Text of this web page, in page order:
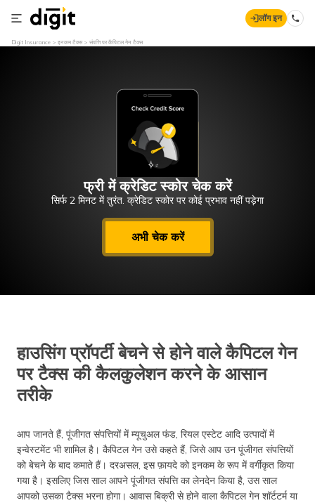
लॉग इन
Digit Insurance इनकम टैक्स संपत्ति पर कैपिटल गेन टैक्स
फ्री में क्रेडिट स्कोर चेक करें
सिर्फ 2 मिनट में तुरंत. क्रेडिट स्कोर पर कोई प्रभाव नहीं पड़ेगा
अभी चेक करें
हाउसिंग प्रॉपर्टी बेचने से होने वाले कैपिटल गेन
पर टैक्स की कैलकुलेशन करने के आसान
तरीके
आप जानते हैं, पूंजीगत संपत्तियों में म्यूचुअल फंड, रियल एस्टेट आदि उत्पादों में
इन्वेस्टमेंट भी शामिल है। कैपिटल गेन उसे कहते हैं, जिसे आप उन पूंजीगत संपत्तियों
को बेचने के बाद कमाते हैं। दरअसल, इस फ़ायदे को इनकम के रूप में वर्गीकृत किया
गया है। इसलिए जिस साल आपने पूंजीगत संपत्ति का लेनदेन किया है, उस साल
आपको उसका टैक्स भरना होगा। आवास बिक्री से होने वाला कैपिटल गेन शॉर्टटर्म या